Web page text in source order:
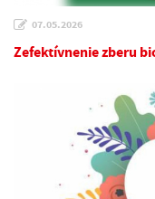
07.05.2026
Zefektívnenie zberu